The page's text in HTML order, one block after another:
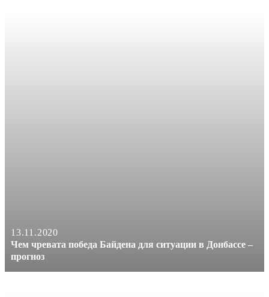
13.11.2020
Чем чревата победа Байдена для ситуации в Донбассе –
прогноз